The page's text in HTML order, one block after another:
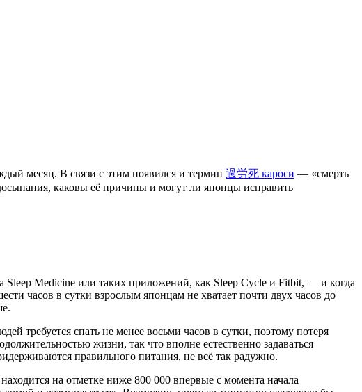
месяц. В связи с этим появился и термин 過労死 кароси — «смерть
каковы её причины и могут ли японцы исправить
Medicine или таких приложений, как Sleep Cycle и Fitbit, — и когда
часов в сутки взрослым японцам не хватает почти двух часов до
требуется спать не менее восьми часов в сутки, поэтому потеря
жизни, так что вполне естественно задаваться
правильного питания, не всё так радужно.
на отметке ниже 800 000 впервые с момента начала